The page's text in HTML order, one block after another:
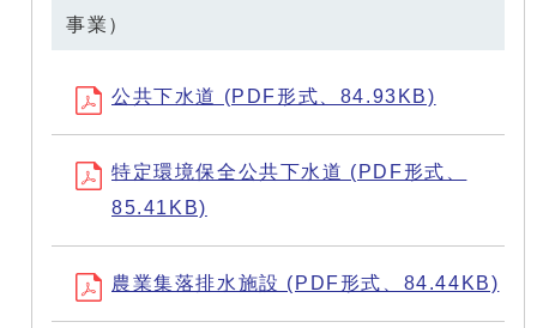
事業）
公共下水道 (PDF形式、84.93KB)
特定環境保全公共下水道 (PDF形式、
85.41KB)
農業集落排水施設 (PDF形式、84.44KB)